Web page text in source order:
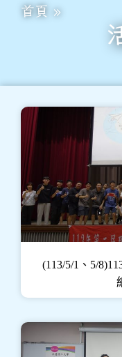
首頁 »
(113/5/1、5/